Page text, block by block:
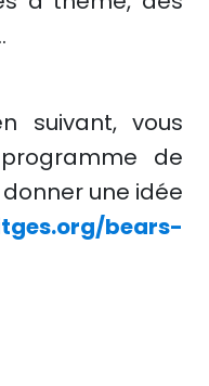
suivant, vous
de
une idée
bears-